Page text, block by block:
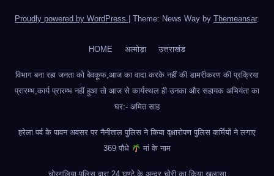
Proudly powered by WordPress Theme: News Way by Themeansar.
HOME अल्मोड़ा उत्तराखंड
विभाग बना रहा जनता को बेवकूफ,आज का वादा करके नहीं की डामरीकरण की प्रक्रिया
प्रारम्भ,कार्य प्रारम्भ नहीं हुआ तो आज से कार्यस्थल ही उनका और सहायक अभियंता का
घर:- अमित साह
हरेला पर्व के पावन अवसर पर नैनीताल पुलिस ने किया वृक्षारोपण पुलिस कर्मियों ने लगाए
369 पौधे
मां के नाम
चोरगलिया पुलिस द्वारा 24 घण्टे के अन्दर चोरी का किया खुलासा